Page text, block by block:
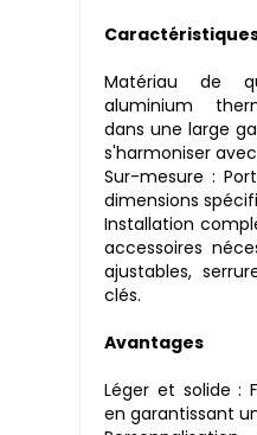
Matériau de
aluminium
dans une large
s'harmoniser
Sur-mesure :
dimensions
Installation
accessoires
ajustables,
clés.
Avantages
Léger et solide :
en garantissant